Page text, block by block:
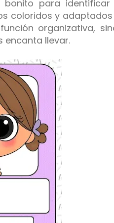
para
coloridos y
organizativa,
encanta llevar.